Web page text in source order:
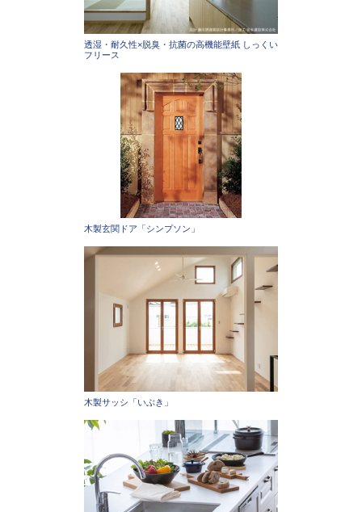
透湿・耐久性×脱臭・抗菌の高機能壁紙 しっくい
フリース
木製玄関ドア「シンプソン」
木製サッシ「いぶき」